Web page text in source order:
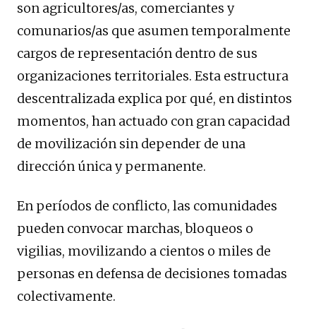
son agricultores/as, comerciantes y
comunarios/as que asumen temporalmente
cargos de representación dentro de sus
organizaciones territoriales. Esta estructura
descentralizada explica por qué, en distintos
momentos, han actuado con gran capacidad
de movilización sin depender de una
dirección única y permanente.
En períodos de conflicto, las comunidades
pueden convocar marchas, bloqueos o
vigilias, movilizando a cientos o miles de
personas en defensa de decisiones tomadas
colectivamente.